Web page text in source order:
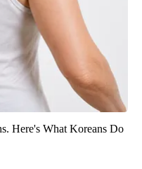
Here's What Koreans Do